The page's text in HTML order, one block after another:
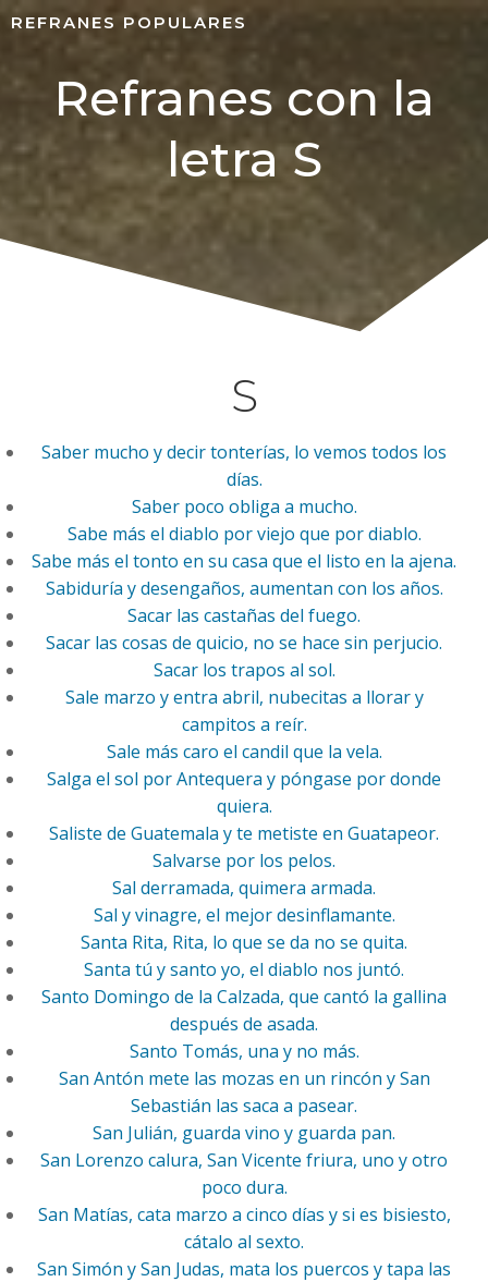
REFRANES POPULARES
Refranes con la
letra S
S
Saber mucho y decir tonterías, lo vemos todos los
días.
Saber poco obliga a mucho.
Sabe más el diablo por viejo que por diablo.
Sabe más el tonto en su casa que el listo en la ajena.
Sabiduría y desengaños, aumentan con los años.
Sacar las castañas del fuego.
Sacar las cosas de quicio, no se hace sin perjucio.
Sacar los trapos al sol.
Sale marzo y entra abril, nubecitas a llorar y
campitos a reír.
Sale más caro el candil que la vela.
Salga el sol por Antequera y póngase por donde
quiera.
Saliste de Guatemala y te metiste en Guatapeor.
Salvarse por los pelos.
Sal derramada, quimera armada.
Sal y vinagre, el mejor desinflamante.
Santa Rita, Rita, lo que se da no se quita.
Santa tú y santo yo, el diablo nos juntó.
Santo Domingo de la Calzada, que cantó la gallina
después de asada.
Santo Tomás, una y no más.
San Antón mete las mozas en un rincón y San
Sebastián las saca a pasear.
San Julián, guarda vino y guarda pan.
San Lorenzo calura, San Vicente friura, uno y otro
poco dura.
San Matías, cata marzo a cinco días y si es bisiesto,
cátalo al sexto.
San Simón y San Judas, mata los puercos y tapa las